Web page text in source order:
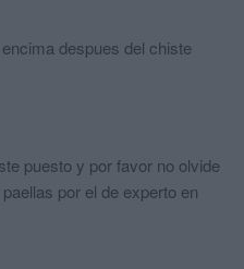
despues del chiste
puesto y por favor no olvide
por el de experto en